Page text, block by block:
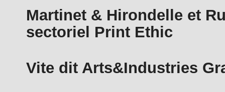
Martinet & Hirondelle et
sectoriel Print Ethic
Vite dit Arts&Industries